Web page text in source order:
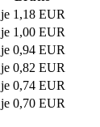
je 1,18 EUR
je 1,00 EUR
je 0,94 EUR
je 0,82 EUR
je 0,74 EUR
je 0,70 EUR